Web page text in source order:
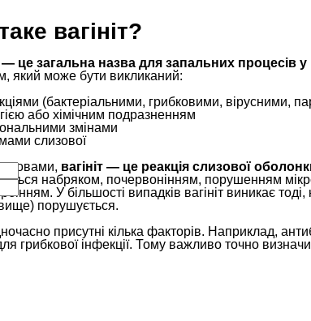
вагініт?
— це загальна назва для запальних процесів у
який може бути викликаний:
(бактеріальними, грибковими, вірусними,
або хімічним подразненням
змінами
слизової
вагініт — це реакція слизової
набряком, почервонінням, порушенням
У більшості випадків вагініт виникає
порушується.
присутні кілька факторів. Наприклад,
грибкової інфекції. Тому важливо точно